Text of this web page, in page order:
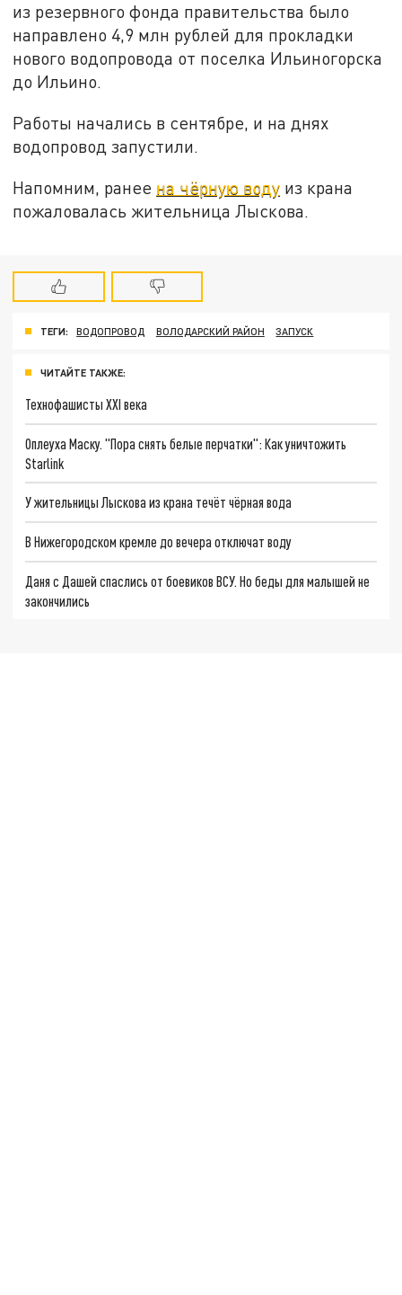
из резервного фонда правительства было
направлено 4,9 млн рублей для прокладки
нового водопровода от поселка Ильиногорска
до Ильино.
Работы начались в сентябре, и на днях
водопровод запустили.
Напомним, ранее на чёрную воду из крана
пожаловалась жительница Лыскова.
ТЕГИ: ВОДОПРОВОД ВОЛОДАРСКИЙ РАЙОН ЗАПУСК
ЧИТАЙТЕ ТАКЖЕ:
Технофашисты XXI века
Оплеуха Маску. "Пора снять белые перчатки": Как уничтожить
Starlink
У жительницы Лыскова из крана течёт чёрная вода
В Нижегородском кремле до вечера отключат воду
Даня с Дашей спаслись от боевиков ВСУ. Но беды для малышей не
закончились